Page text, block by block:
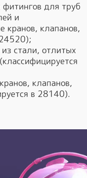
фитингов для труб
и
кранов, клапанов,
стали, отлитых
клапанов,
в 28140).